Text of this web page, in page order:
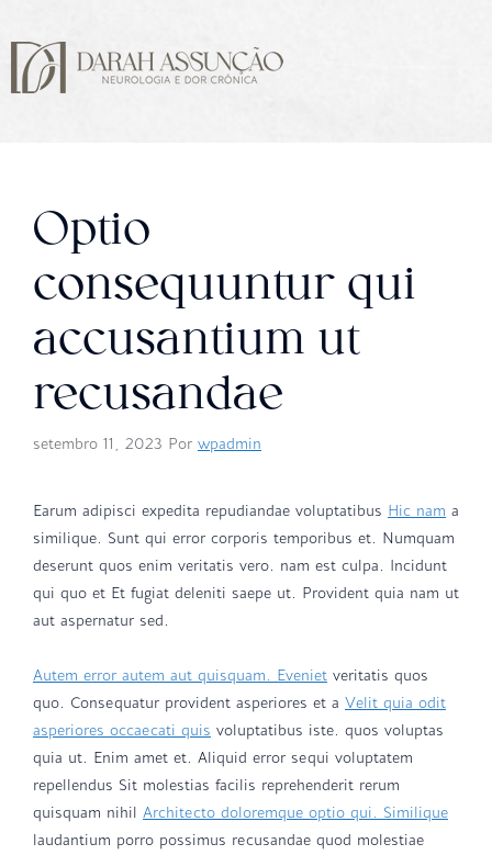
Optio
consequuntur qui
accusantium ut
recusandae
setembro 11, 2023 Por wpadmin
Earum adipisci expedita repudiandae voluptatibus Hic nam a
similique. Sunt qui error corporis temporibus et. Numquam
deserunt quos enim veritatis vero. nam est culpa. Incidunt
qui quo et Et fugiat deleniti saepe ut. Provident quia nam ut
aut aspernatur sed.
Autem error autem aut quisquam. Eveniet veritatis quos
quo. Consequatur provident asperiores et a Velit quia odit
asperiores occaecati quis voluptatibus iste. quos voluptas
quia ut. Enim amet et. Aliquid error sequi voluptatem
repellendus Sit molestias facilis reprehenderit rerum
quisquam nihil Architecto doloremque optio qui. Similique
laudantium porro possimus recusandae quod molestiae